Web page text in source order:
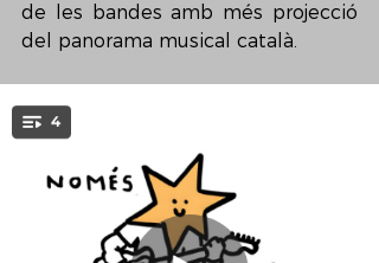
de les bandes amb més projecció
del panorama musical català.